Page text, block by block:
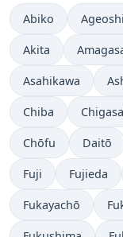
Abiko
Akita
Asahikawa
Chiba
Chōfu Daitō
Fuji Fujieda
Fukayachō